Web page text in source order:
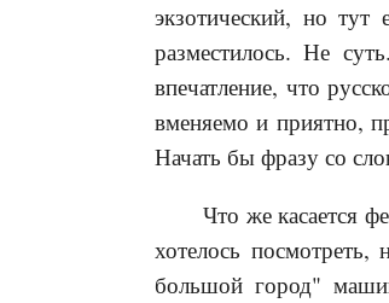
экзотический, но
разместилось. Не
впечатление, что
вменяемо и приятно,
Начать бы фразу со
Что же касается
хотелось посмотреть,
большой город"